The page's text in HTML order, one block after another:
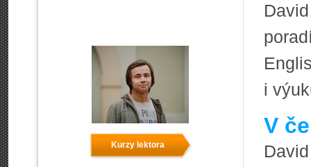
Kurzy lektora
i
V